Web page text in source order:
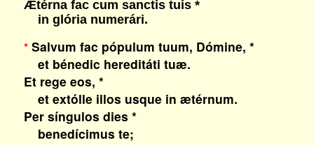
Ætérna fac cum sanctis tuis *
in glória numerári.
*Salvum fac pópulum tuum, Dómine, *
et bénedic hereditáti tuæ.
Et rege eos, *
et extólle illos usque in ætérnum.
Per síngulos dies *
benedícimus te;